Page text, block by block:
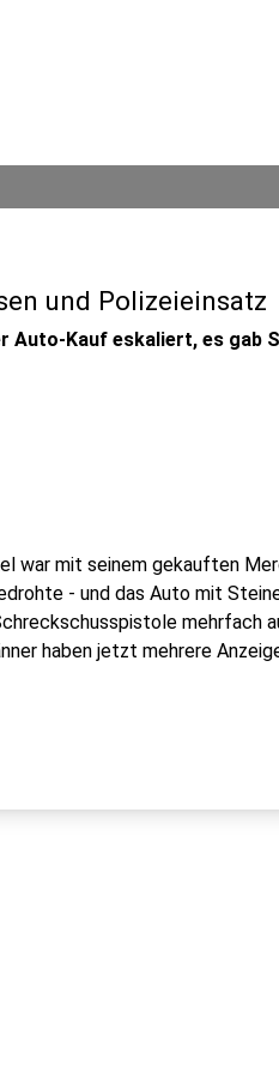
und Polizeieinsatz
Auto-Kauf eskaliert, es gab
war mit seinem gekauften
- und das Auto mit
mehrfach
haben jetzt mehrere